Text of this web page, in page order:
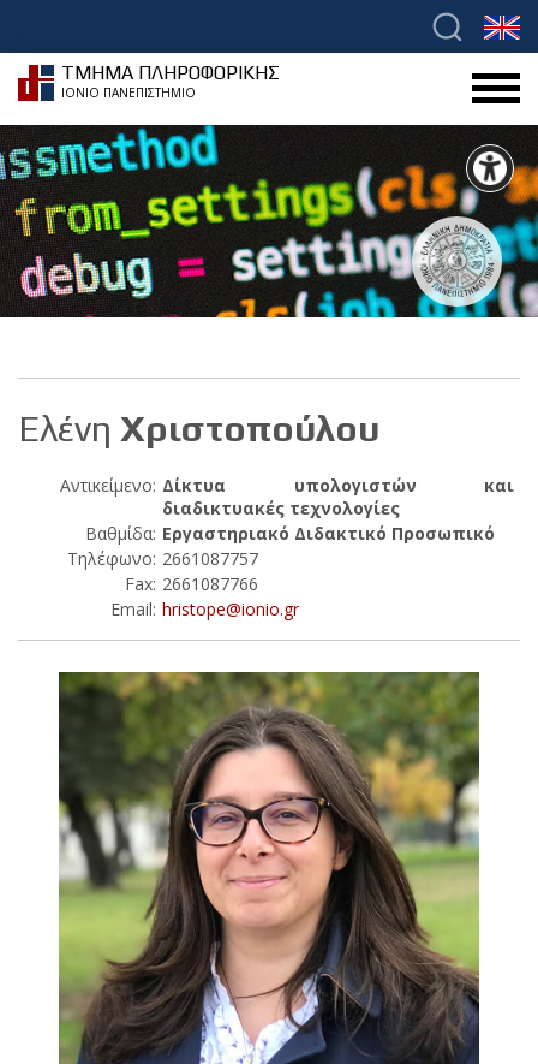
ΤΜΗΜΑ ΠΛΗΡΟΦΟΡΙΚΗΣ
ΙΟΝΙΟ ΠΑΝΕΠΙΣΤΗΜΙΟ
Ελένη Χριστοπούλου
Αντικείμενο: Δίκτυα υπολογιστών και
διαδικτυακές τεχνολογίες
Βαθμίδα: Εργαστηριακό Διδακτικό Προσωπικό
Τηλέφωνο: 2661087757
Fax: 2661087766
Email: hristope@ionio.gr